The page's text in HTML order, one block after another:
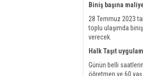
Biniş başına
28 Temmuz 2023
toplu ulaşımda
verecek.
Halk Taşıt
Günün belli
öğretmen ve 60